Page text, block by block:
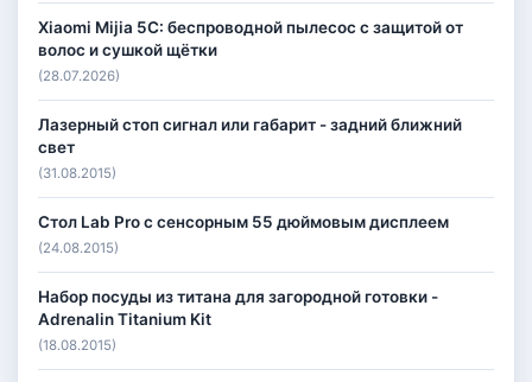
Xiaomi Mijia 5C: беспроводной пылесос с защитой от
волос и сушкой щётки
(28.07.2026)
Лазерный стоп сигнал или габарит - задний ближний
свет
(31.08.2015)
Стол Lab Pro с сенсорным 55 дюймовым дисплеем
(24.08.2015)
Набор посуды из титана для загородной готовки -
Adrenalin Titanium Kit
(18.08.2015)